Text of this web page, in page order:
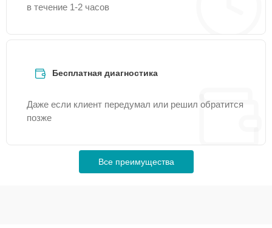
в течение 1-2 часов
Бесплатная диагностика
Даже если клиент передумал или решил обратится
позже
Все преимущества